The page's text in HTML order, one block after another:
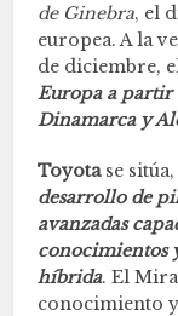
de Ginebra, el
europea. A la
de diciembre,
Europa a partir
Dinamarca y
Toyotase
desarrollo de
avanzadas
conocimientos
híbrida. El
conocimiento